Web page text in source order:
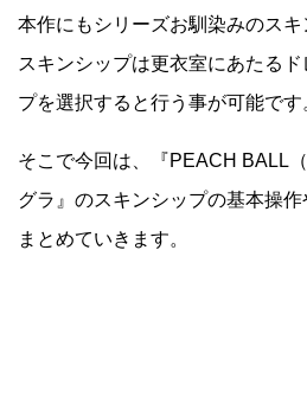
本作にもシリーズお馴染みのスキ
スキンシップは更衣室にあたる
プを選択すると行う事が可能です
そこで今回は、『PEACH BALL
グラ』のスキンシップの基本操
まとめていきます。